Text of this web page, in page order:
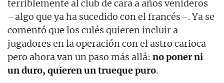
terriblemente al club de cara a años venideros
–algo que ya ha sucedido con el francés–. Ya se
comentó que los culés quieren incluir a
jugadores en la operación con el astro carioca
pero ahora van un paso más allá: no poner ni
un duro, quieren un trueque puro.